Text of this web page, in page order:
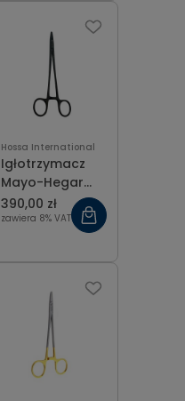
Hossa International
Igłotrzymacz
Mayo-Hegar
pokryty czarną,
ceramiczną
powłoką 18 cm
390,00 zł
zawiera 8% VAT